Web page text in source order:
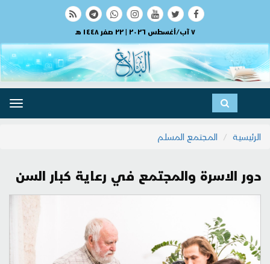
٧ آب/أغسطس ٢٠٢٦ | ٢٢ صفر ١٤٤٨ هـ
الرئيسية
المجتمع المسلم
دور الاسرة والمجتمع في رعاية كبار السن